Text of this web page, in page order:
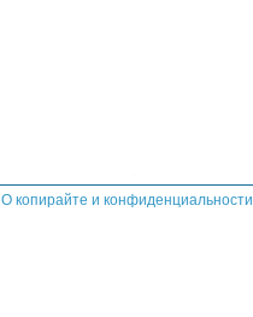
О копирайте и конфиденциальности